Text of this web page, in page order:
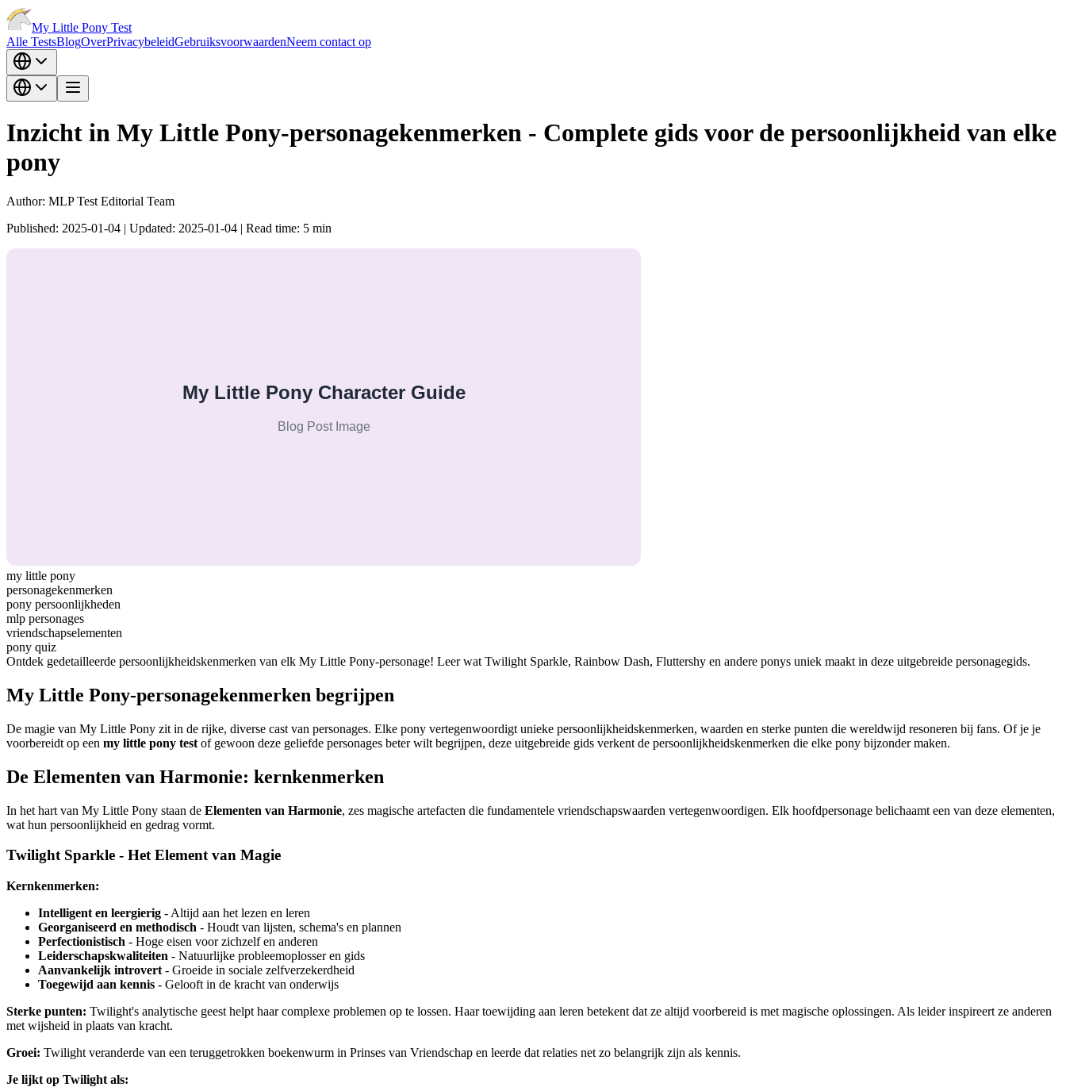
My Little Pony Test
Alle TestsBlogOverPrivacybeleidGebruiksvoorwaardenNeem contact op
Inzicht in My Little Pony-personagekenmerken - Complete gids voor de persoonlijkheid van elke
pony
Author: MLP Test Editorial Team
Published: 2025-01-04 | Updated: 2025-01-04 | Read time: 5 min
my little pony
personagekenmerken
pony persoonlijkheden
mlp personages
vriendschapselementen
pony quiz
Ontdek gedetailleerde persoonlijkheidskenmerken van elk My Little Pony-personage! Leer wat Twilight Sparkle, Rainbow Dash, Fluttershy en andere ponys uniek maakt in deze uitgebreide personagegids.
My Little Pony-personagekenmerken begrijpen
De magie van My Little Pony zit in de rijke, diverse cast van personages. Elke pony vertegenwoordigt unieke persoonlijkheidskenmerken, waarden en sterke punten die wereldwijd resoneren bij fans. Of je je
voorbereidt op een my little pony test of gewoon deze geliefde personages beter wilt begrijpen, deze uitgebreide gids verkent de persoonlijkheidskenmerken die elke pony bijzonder maken.
De Elementen van Harmonie: kernkenmerken
In het hart van My Little Pony staan de Elementen van Harmonie, zes magische artefacten die fundamentele vriendschapswaarden vertegenwoordigen. Elk hoofdpersonage belichaamt een van deze elementen,
wat hun persoonlijkheid en gedrag vormt.
Twilight Sparkle - Het Element van Magie
Kernkenmerken:
Intelligent en leergierig - Altijd aan het lezen en leren
Georganiseerd en methodisch - Houdt van lijsten, schema's en plannen
Perfectionistisch - Hoge eisen voor zichzelf en anderen
Leiderschapskwaliteiten - Natuurlijke probleemoplosser en gids
Aanvankelijk introvert - Groeide in sociale zelfverzekerdheid
Toegewijd aan kennis - Gelooft in de kracht van onderwijs
Sterke punten: Twilight's analytische geest helpt haar complexe problemen op te lossen. Haar toewijding aan leren betekent dat ze altijd voorbereid is met magische oplossingen. Als leider inspireert ze anderen
met wijsheid in plaats van kracht.
Groei: Twilight veranderde van een teruggetrokken boekenwurm in Prinses van Vriendschap en leerde dat relaties net zo belangrijk zijn als kennis.
Je lijkt op Twilight als: